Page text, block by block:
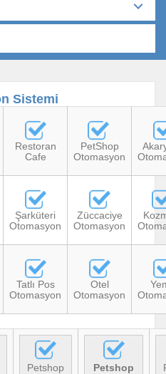
Sistemi
Restoran
Cafe
PetShop
Otomasyon
Şarküteri
Otomasyon
Züccaciye
Otomasyon
Tatlı Pos
Otomasyon
Otel
Otomasyon
Petshop
Petshop